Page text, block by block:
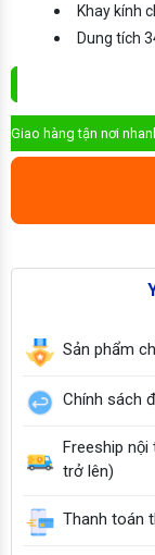
Khay kính
Dung tích
Giao hàng tận nơi
Sản phẩm
Chính sách
Freeship nội
trở lên)
Thanh toán